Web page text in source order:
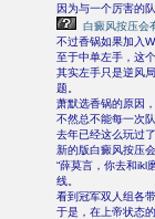
因为与一个厉害的
白癜风按压会
不过香锅如果加入
至于中单左手，这
其实左手只是逆风
题。
萧默选香锅的原因
不然总不能每一次
去年已经这么玩过
新的版白癜风按压
“薛莫言，你去和ikl
线。
看到冠军双人组各
于是，在上帝状态